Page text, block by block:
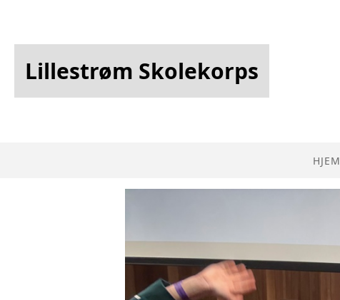
Lillestrøm Skolekorps
HJEM